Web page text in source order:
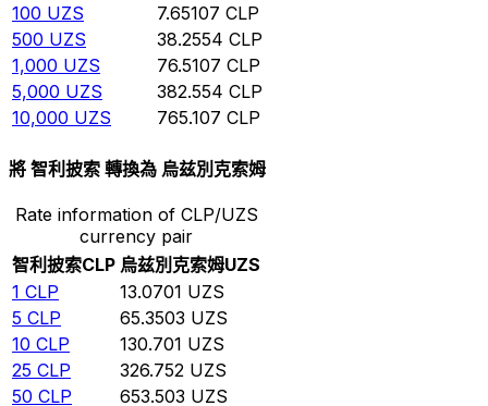
100 UZS 7.65107 CLP
500 UZS 38.2554 CLP
1,000 UZS 76.5107 CLP
5,000 UZS 382.554 CLP
10,000 UZS 765.107 CLP
將 智利披索 轉換為 烏兹別克索姆
Rate information of CLP/UZS
currency pair
智利披索CLP 烏兹別克索姆UZS
1 CLP 13.0701 UZS
5 CLP 65.3503 UZS
10 CLP 130.701 UZS
25 CLP 326.752 UZS
50 CLP 653.503 UZS